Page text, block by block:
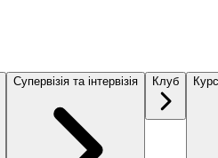
Супервізія та інтервізія Клуб